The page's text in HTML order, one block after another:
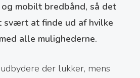
mobilt bredbånd, så det
svært at finde ud af hvilke
alle mulighederne.
der lukker, mens